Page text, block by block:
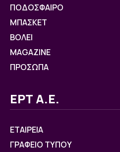
ΠΟΔΟΣΦΑΙΡΟ
ΜΠΑΣΚΕΤ
ΒOΛΕΙ
MAGAZINE
ΠΡΟΣΩΠΑ
ΕΡΤ Α.Ε.
ΕΤΑΙΡΕΙΑ
ΓΡΑΦΕΙΟ ΤΥΠΟΥ